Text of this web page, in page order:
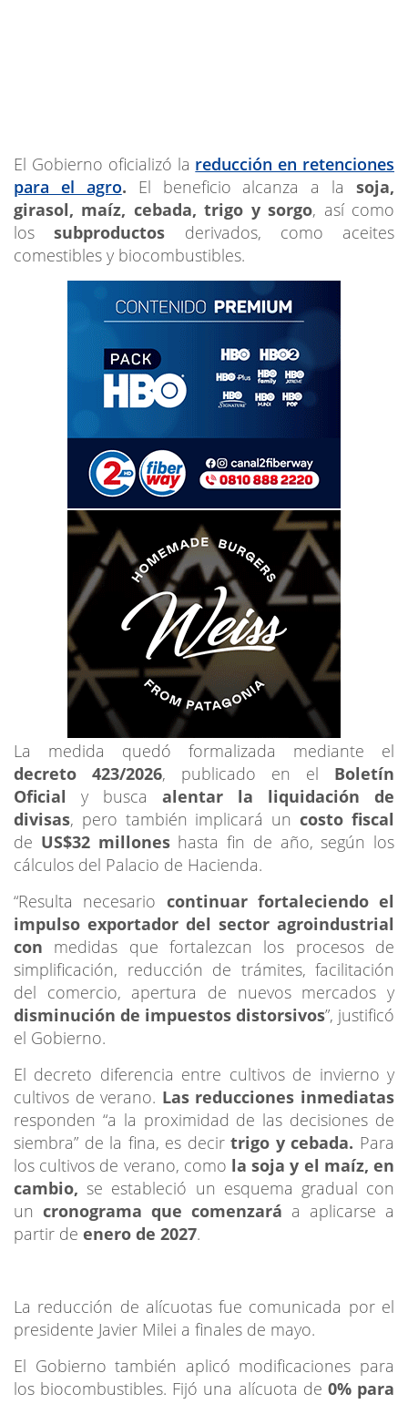
El Gobierno oficializó la reducción en retenciones
para el agro. El beneficio alcanza a la soja,
girasol, maíz, cebada, trigo y sorgo, así como
lossubproductos derivados, como aceites
comestibles y biocombustibles.
La medida quedó formalizada mediante el
decreto 423/2026, publicado en el Boletín
Oficial y busca alentar la liquidación de
divisas, pero también implicará un costo fiscal
de US$32 millones hasta fin de año, según los
cálculos del Palacio de Hacienda.
“Resulta necesario continuar fortaleciendo el
impulso exportador del sector agroindustrial
con medidas que fortalezcan los procesos de
simplificación, reducción de trámites, facilitación
del comercio, apertura de nuevos mercados y
disminución de impuestos distorsivos”, justificó
el Gobierno.
El decreto diferencia entre cultivos de invierno y
cultivos de verano. Las reducciones inmediatas
responden “a la proximidad de las decisiones de
siembra” de la fina, es decirtrigo y cebada. Para
los cultivos de verano, como la soja y el maíz, en
cambio, se estableció un esquema gradual con
un cronograma que comenzará a aplicarse a
partir de enero de 2027.
La reducción de alícuotas fue comunicada por el
presidente Javier Milei a finales de mayo.
El Gobierno también aplicó modificaciones para
los biocombustibles. Fijó una alícuota de 0% para